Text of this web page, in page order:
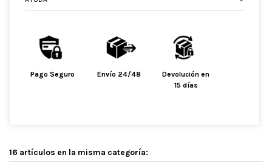
Pago Seguro Envío 24/48
Devolución en
15 días
16 artículos en la misma categoría: